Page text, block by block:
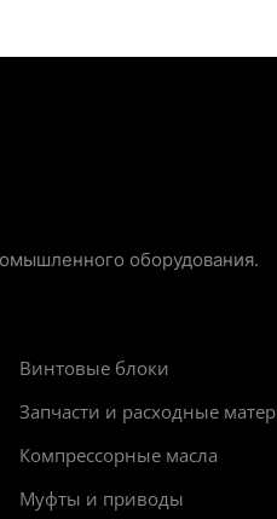
оборудования.
Винтовые блоки
Запчасти и расходные
Компрессорные масла
Муфты и приводы